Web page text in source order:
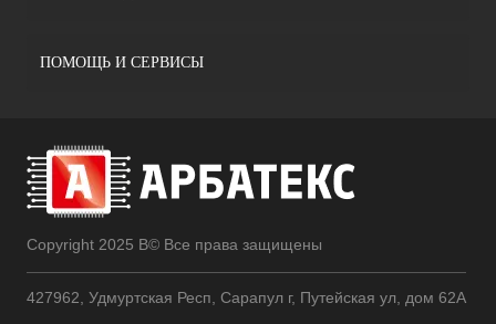
ПОМОЩЬ И СЕРВИСЫ
Copyright 2025 В© Все права защищены
427962, Удмуртская Респ, Сарапул г, Путейская ул, дом 62А